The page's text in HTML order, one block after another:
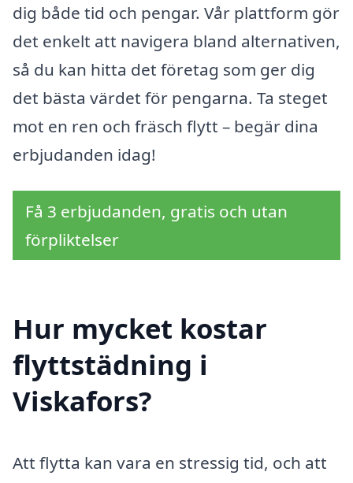
dig både tid och pengar. Vår plattform gör
det enkelt att navigera bland alternativen,
så du kan hitta det företag som ger dig
det bästa värdet för pengarna. Ta steget
mot en ren och fräsch flytt – begär dina
erbjudanden idag!
Få 3 erbjudanden, gratis och utan
förpliktelser
Hur mycket kostar
flyttstädning i
Viskafors?
Att flytta kan vara en stressig tid, och att